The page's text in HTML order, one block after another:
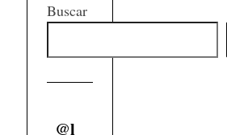
Buscar
@l